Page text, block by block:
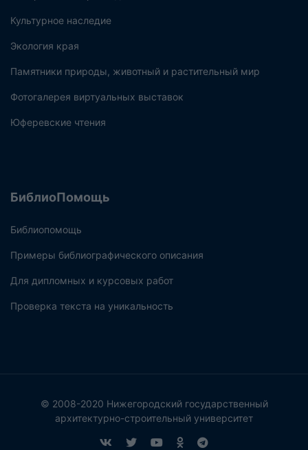
Культурное наследие
Экология края
Памятники природы, животный и растительный мир
Фотогалерея виртуальных выставок
Юферевские чтения
БиблиоПомощь
Библиопомощь
Примеры библиографического описания
Для дипломных и курсовых работ
Проверка текста на уникальность
© 2008-2020 Нижегородский государственный
архитектурно-строительный университет